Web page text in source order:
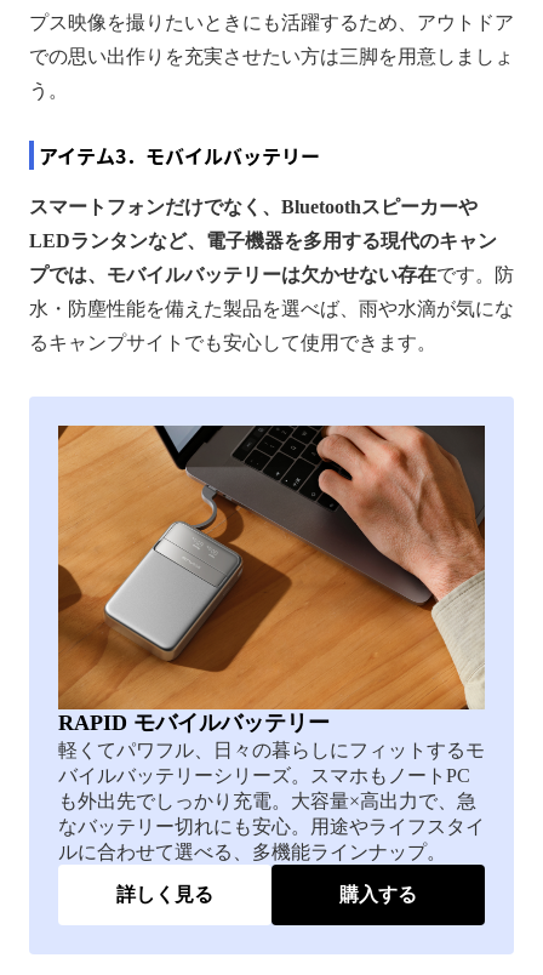
プス映像を撮りたいときにも活躍するため、アウトドア
での思い出作りを充実させたい方は三脚を用意しましょ
う。
アイテム3．モバイルバッテリー
スマートフォンだけでなく、Bluetoothスピーカーや
LEDランタンなど、電子機器を多用する現代のキャン
プでは、モバイルバッテリーは欠かせない存在です。防
水・防塵性能を備えた製品を選べば、雨や水滴が気にな
るキャンプサイトでも安心して使用できます。
RAPID モバイルバッテリー
軽くてパワフル、日々の暮らしにフィットするモ
バイルバッテリーシリーズ。スマホもノートPC
も外出先でしっかり充電。大容量×高出力で、急
なバッテリー切れにも安心。用途やライフスタイ
ルに合わせて選べる、多機能ラインナップ。
詳しく見る 購入する